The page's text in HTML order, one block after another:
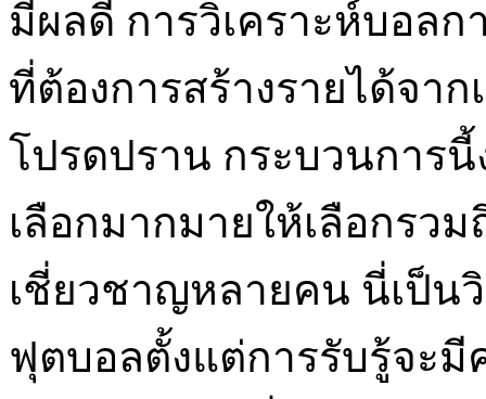
มีผลดี การวิเคราะห์บอล
ที่ต้องการสร้างรายได้จา
โปรดปราน กระบวนการ
เลือกมากมายให้เลือกรว
เชี่ยวชาญหลายคน นี่เป็น
ฟุตบอลตั้งแต่การรับรู้จะ